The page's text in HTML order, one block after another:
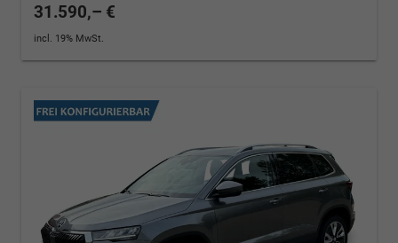
31.590,– €
incl. 19% MwSt.